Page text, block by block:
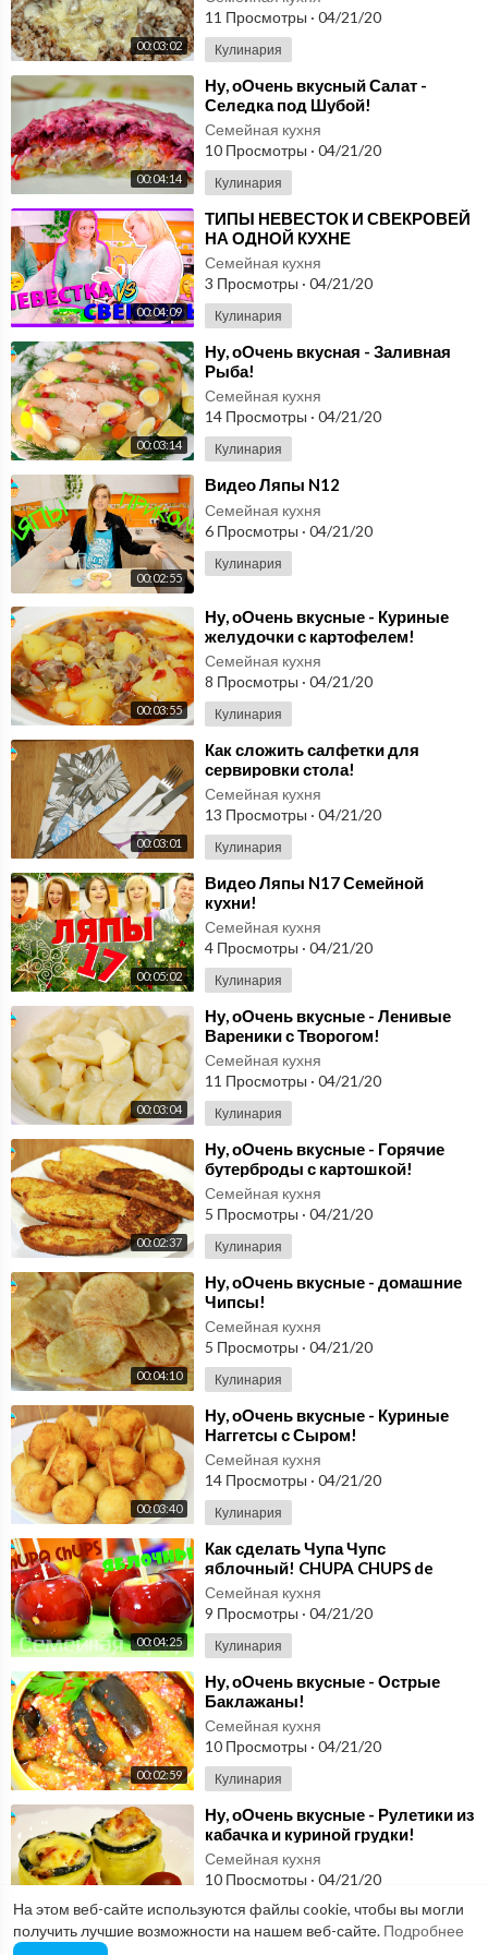
На этом веб-сайте используются файлы cookie, чтобы вы могли
получить лучшие возможности на нашем веб-сайте. Подробнее
111
Готовим с Мариной Ломака
00:05:50
112
КАБАЧКИ НА
ЗИМУ,для тортов,
оладьев, котлет или
вафель
Готовим с Мариной Ломака
00:01:03
113
САМАЯ ВКУСНАЯ
СОЛЯНКА С ГРИБАМИ
НА ЗИМУ
Готовим с Мариной Ломака
00:03:10
114
Останется открыть
КАБАЧКИ НА ЗИМУ
Готовим с Мариной Ломака
00:02:45
?Заправка для борща
на зиму- останется
только пожарить
лук(1-й вариант)
Готовим с Мариной Ломака
00:02:13
Как приготовить
скумбрию в
автоклаве Hanhi
00:04:02
117
30 БАНОК НА ЗИМУ НЕ
ХВАТИТ- АДЖИКА-
ПОДЛИВА- СОУС.
Готовим с Мариной Ломака
118
Вкуснятина из
КАБАЧКОВ за 20 минут
Готовим с Мариной Ломака
00:01:18
119
ЦЕНТРАЛЬНЫЙ
РЫНОК В ФЕОДОСИИ
Цены на рыбу овощи и
фрукты июль 2019
Готовим с Мариной Ломака
00:03:42
120
КРУЧЕ чем ХРЕНОДЕР
ГОРЛОДЕР
ХРЕНОВИНА
Готовим с Мариной Ломака
00:02:13
121
Айвовый джем .джем
из айвы.
Готовим с Мариной Ломака
00:03:40
122
НЕ ОГУРЦЫ- А ПЕСНЯ
Малосольные
ядреные огурцы за
сутки
Готовим с Мариной Ломака
00:02:06
123
Ароматизаторы
мандариновые
00:04:20
124
С таким пирогом и
торта не надо .
Вкусный пирог с
яблоками
Готовим с Мариной Ломака
00:01:53
125
нежные
ПАСХАЛЬНЫЕ
КУЛИЧИ
Готовим с Мариной Ломака
00:03:58
126
Вкуснейшие БЛИНЫ С
РЫБНЫМ ПРИПЕКОМ
!НУ ОЧЕНЬ ВКУСНЫЕ
БЛИНЫ
Готовим с Мариной Ломака
00:02:09
127
БОМБЕЗНЫЕ
Обалденные
ХРУСТЯЩИЕ ОГУРЦЫ
на ЗИМУ
Готовим с Мариной Ломака
00:04:59
Варенье из дыни с
00:03:02
11 Просмотры · 04/21/20
Кулинария
00:04:14
⁣Ну, оОчень вкусный Салат -
Селедка под Шубой!
Семейная кухня
10 Просмотры · 04/21/20
Кулинария
00:04:09
⁣ТИПЫ НЕВЕСТОК И СВЕКРОВЕЙ
НА ОДНОЙ КУХНЕ
Семейная кухня
3 Просмотры · 04/21/20
Кулинария
00:03:14
⁣Ну, оОчень вкусная - Заливная
Рыба!
Семейная кухня
14 Просмотры · 04/21/20
Кулинария
00:02:55
⁣Видео Ляпы N12
Семейная кухня
6 Просмотры · 04/21/20
Кулинария
00:03:55
⁣Ну, оОчень вкусные - Куриные
желудочки с картофелем!
Семейная кухня
8 Просмотры · 04/21/20
Кулинария
00:03:01
⁣Как сложить салфетки для
сервировки стола!
Семейная кухня
13 Просмотры · 04/21/20
Кулинария
00:05:02
⁣Видео Ляпы N17 Семейной
кухни!
Семейная кухня
4 Просмотры · 04/21/20
Кулинария
00:03:04
⁣Ну, оОчень вкусные - Ленивые
Вареники с Творогом!
Семейная кухня
11 Просмотры · 04/21/20
Кулинария
00:02:37
⁣Ну, оОчень вкусные - Горячие
бутерброды с картошкой!
Семейная кухня
5 Просмотры · 04/21/20
Кулинария
00:04:10
⁣Ну, оОчень вкусные - домашние
Чипсы!
Семейная кухня
5 Просмотры · 04/21/20
Кулинария
00:03:40
⁣Ну, оОчень вкусные - Куриные
Наггетсы с Сыром!
Семейная кухня
14 Просмотры · 04/21/20
Кулинария
00:04:25
⁣Как сделать Чупа Чупс
яблочный! CHUPA CHUPS de
manzana.
Семейная кухня
9 Просмотры · 04/21/20
Кулинария
00:02:59
⁣Ну, оОчень вкусные - Острые
Баклажаны!
Семейная кухня
10 Просмотры · 04/21/20
Кулинария
00:03:58
⁣Ну, оОчень вкусные - Рулетики из
кабачка и куриной грудки!
Семейная кухня
10 Просмотры · 04/21/20
Кулинария